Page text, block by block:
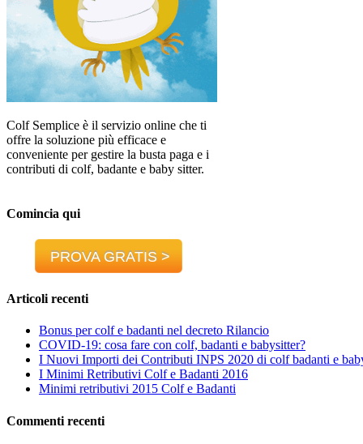
Colf Semplice è il servizio online che ti
offre la soluzione più efficace e
conveniente per gestire la busta paga e i
contributi di colf, badante e baby sitter.
Comincia qui
PROVA GRATIS >
Articoli recenti
Bonus per colf e badanti nel decreto Rilancio
COVID-19: cosa fare con colf, badanti e babysitter?
I Nuovi Importi dei Contributi INPS 2020 di colf badanti e
I Minimi Retributivi Colf e Badanti 2016
Minimi retributivi 2015 Colf e Badanti
Commenti recenti